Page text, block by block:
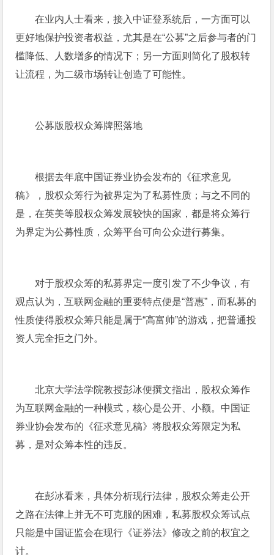
在业内人士看来，接入中证登系统后，一方面可以
更好地保护投资者权益，尤其是在“公募”之后参与者的门
槛降低、人数增多的情况下；另一方面则简化了股权转
让流程，为二级市场转让创造了可能性。
公募版股权众筹牌照落地
根据去年底中国证券业协会发布的《征求意见
稿》，股权众筹行为被界定为了私募性质；与之不同的
是，在英美等股权众筹发展较快的国家，都是将众筹行
为界定为公募性质，众筹平台可向公众进行募集。
对于股权众筹的私募界定一度引发了不少争议，有
观点认为，互联网金融的重要特点便是“普惠”，而私募的
性质使得股权众筹只能是属于“高富帅”的游戏，把普通投
资人完全拒之门外。
北京大学法学院教授彭冰便撰文指出，股权众筹作
为互联网金融的一种模式，核心是公开、小额。中国证
券业协会发布的《征求意见稿》将股权众筹限定为私
募，是对众筹本性的违反。
在彭冰看来，具体分析现行法律，股权众筹走公开
之路在法律上并无不可克服的困难，私募股权众筹试点
只能是中国证监会在现行《证券法》修改之前的权宜之
计。